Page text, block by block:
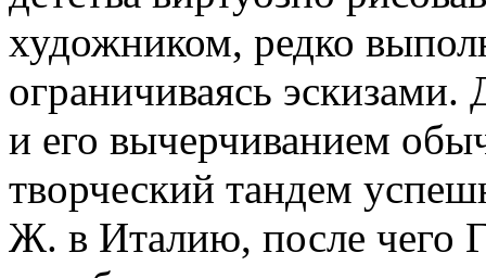
художником, редко
ограничиваясь эскизами.
и его вычерчиванием
творческий тандем
Ж. в Италию, после чего